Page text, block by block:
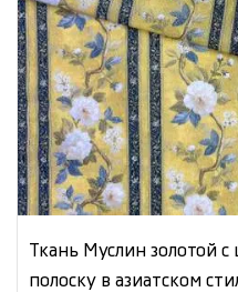
Ткань Муслин золотой
полоску в азиатском